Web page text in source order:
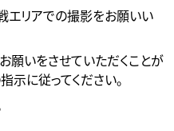
エリアでの撮影をお願いい
願いをさせていただくことが
示に従ってください。